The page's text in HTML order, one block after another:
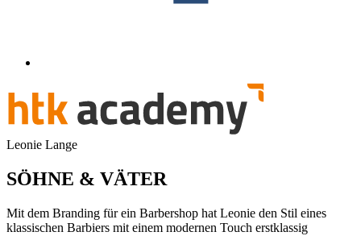
Leonie Lange
SÖHNE & VÄTER
Mit dem Branding für ein Barbershop hat Leonie den Stil eines
klassischen Barbiers mit einem modernen Touch erstklassig